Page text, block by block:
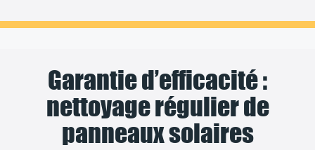
Garantie d’efficacité :
nettoyage régulier de
panneaux solaires